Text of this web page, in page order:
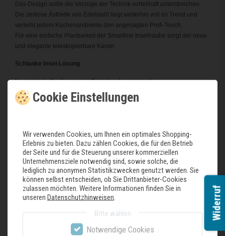
Das Design sollte die Vorzüge der Technik vorteilhaft unterstreichen.
Die zeitlose Ästhetik von Edelstahl liegt weiterhin voll im Trend und
verleiht jedem Küchenambiente den angesagten Profi-Touch.
Für eine einfache Planbarkeit der Smartline Inselhaube sorgt der neue
und elegante teleskopierbare Kamin.
Schlanke Insel-Lösung
Kompakt, kraftvoll, energieeffizient und preisgünstig.
Die berbel Smartline Serie ist der perfekte Einstieg in die Welt
dauerhaft leistungsstarker Dunstabzugshauben.
Effiziente und dauerhaft hohe Fettabscheidung mit dem
leistungsfähigen berbel Prinzip
Perfekte Erfassung von Koch- und Bratdünsten durch BackFlow-
Technologie
Extrem schlankes Design mit 45 mm Korpushöhe, komplett aus
Edelstahl gefertigt
Herausnehmbare, Geschirrspülertaugliche Auffangschale und perfekt
verarbeiteter Innenraum für eine einfache Reinigung
Perfekte Kochfeldausleuchtung mit modernen LED
Manuelle Nachlauffunktion für lange Haltbarkeit des Umluftfilters
Cookie Einstellungen
Wir verwenden Cookies, um Ihnen ein optimales Shopping-
Erlebnis zu bieten. Dazu zählen Cookies, die für den Betrieb
der Seite und für die Steuerung unserer kommerziellen
Unternehmensziele notwendig sind, sowie solche, die
lediglich zu anonymen Statistikzwecken genutzt werden. Sie
können selbst entscheiden, ob Sie Drittanbieter-Cookies
zulassen möchten. Weitere Informationen finden Sie in
unseren Datenschutzhinweisen
Bitte wählen
Notwendige Cookies
Widerruf